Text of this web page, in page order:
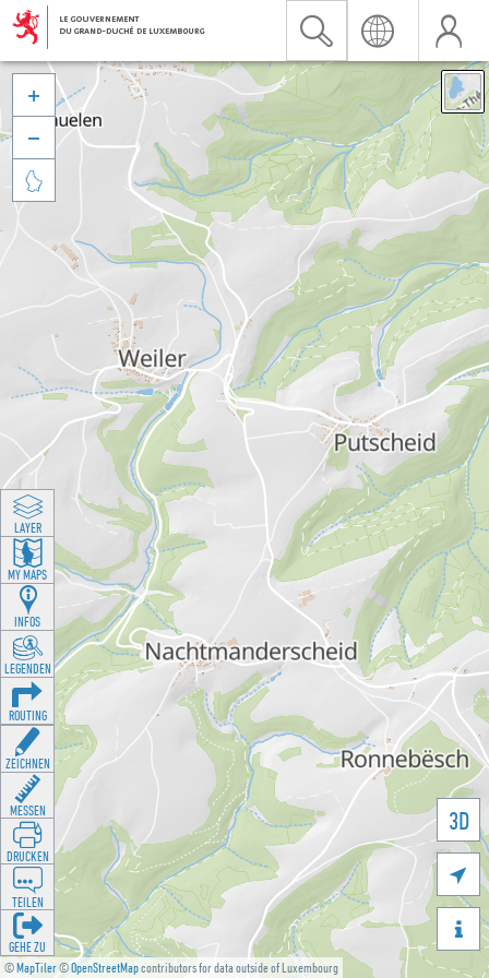
©MapTiler©OpenStreetMapcontributors for data outside of Luxembourg
3D





LAYER
MY MAPS
INFOS
LEGENDEN
ROUTING
ZEICHNEN
MESSEN
DRUCKEN
TEILEN
GEHE ZU